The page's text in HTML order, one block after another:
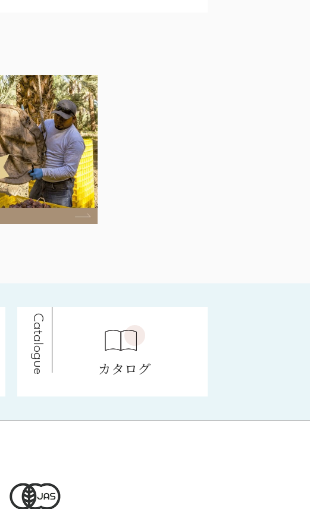
Catalogue カタログ